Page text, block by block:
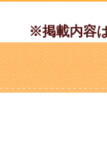
※掲載内容